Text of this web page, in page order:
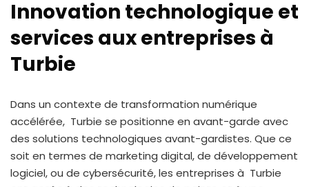
Innovation technologique et
services aux entreprises à
Turbie
Dans un contexte de transformation numérique
accélérée, Turbie se positionne en avant-garde avec
des solutions technologiques avant-gardistes. Que ce
soit en termes de marketing digital, de développement
logiciel, ou de cybersécurité, les entreprises à Turbie